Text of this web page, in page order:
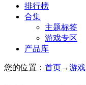
排行榜
合集
主题标签
游戏专区
产品库
您的位置： 首页→游戏